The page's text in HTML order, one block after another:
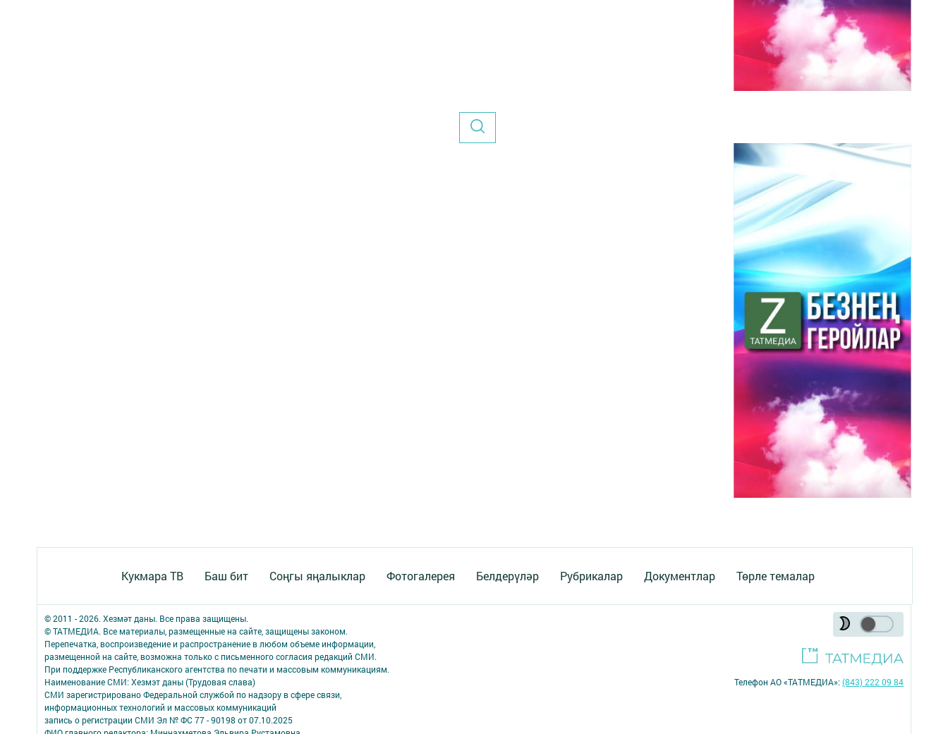
Кукмара ТВ Баш бит Соңгы яңалыклар Фотогалерея Белдерүләр Рубрикалар Документлар Төрле темалар
© 2011 - 2026. Хезмәт даны. Все права защищены.
© ТАТМЕДИА. Все материалы, размещенные на сайте, защищены законом.
Перепечатка, воспроизведение и распространение в любом объеме информации,
размещенной на сайте, возможна только с письменного согласия редакций СМИ.
При поддержке Республиканского агентства по печати и массовым коммуникациям.
Наименование СМИ: Хезмэт даны (Трудовая слава)
СМИ зарегистрировано Федеральной службой по надзору в сфере связи,
информационных технологий и массовых коммуникаций
запись о регистрации СМИ Эл № ФС 77 - 90198 от 07.10.2025
Телефон АО «ТАТМЕДИА»:(843) 222 09 84